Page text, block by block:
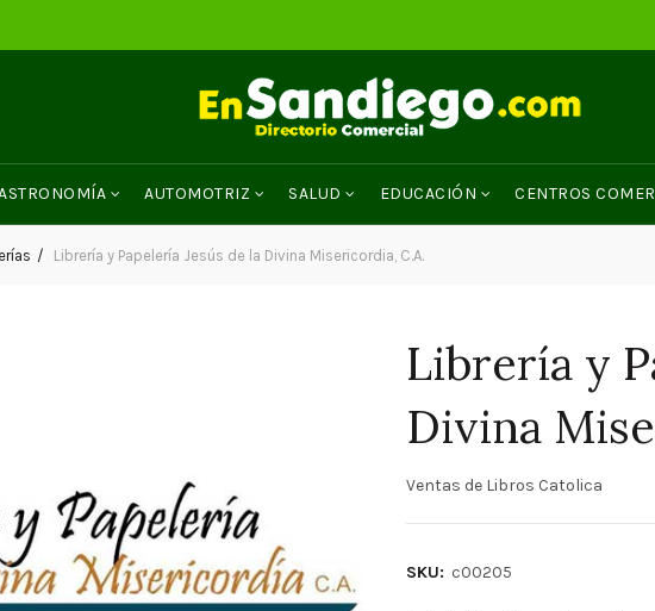
AUTOMOTRIZ SALUD EDUCACIÓN CENTROS
Librería y Papelería Jesús de la Divina Misericordia, C.A.
Librería y
Divina
Ventas de Libros Catolica
SKU: c00205